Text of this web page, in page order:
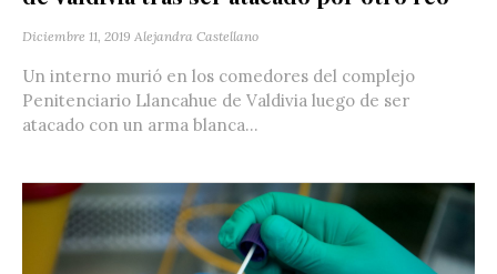
Diciembre 11, 2019 Alejandra Castellano
Un interno murió en los comedores del complejo
Penitenciario Llancahue de Valdivia luego de ser
atacado con un arma blanca...